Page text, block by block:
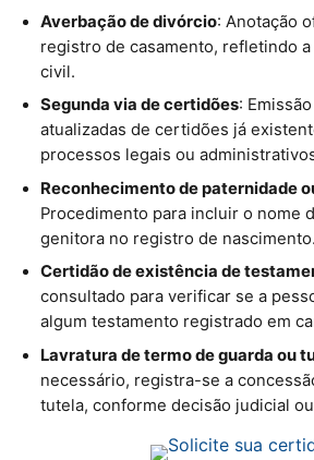
Averbação de divórcio: Anotação
registro de casamento, refletindo
civil.
Segunda via de certidões:
atualizadas de certidões já
processos legais ou
Reconhecimento de paternidade
Procedimento para incluir o nome
genitora no registro de nascimento.
Certidão de existência de
consultado para verificar se a
algum testamento registrado em
Lavratura de termo de guarda ou
necessário, registra-se a
tutela, conforme decisão judicial